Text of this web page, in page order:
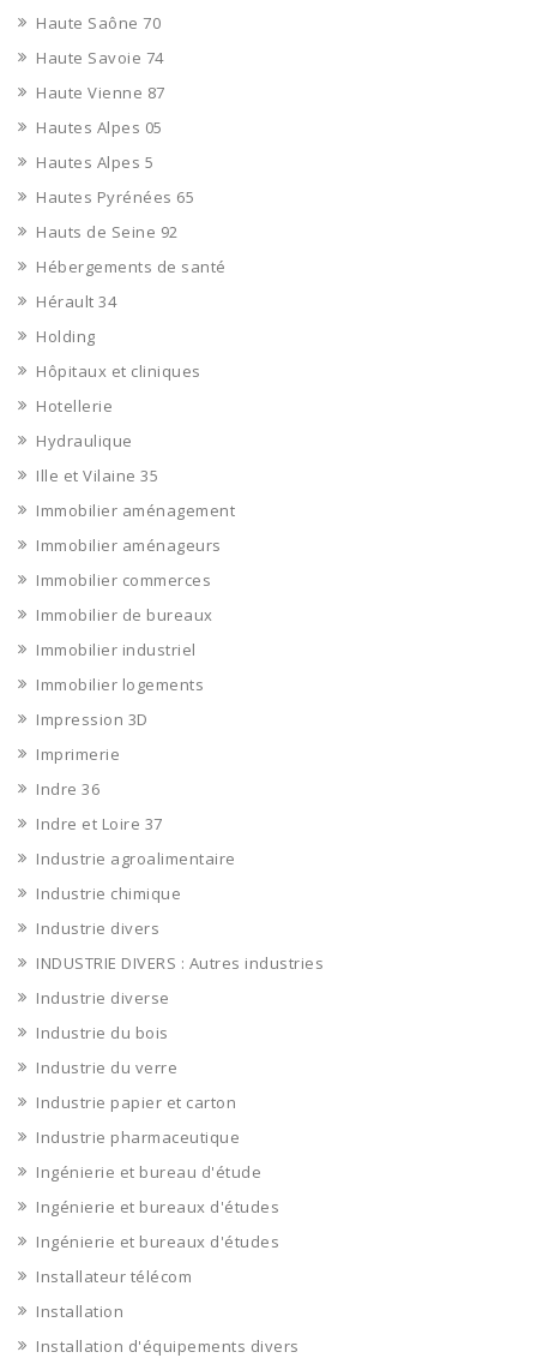
Haute Saône 70
Haute Savoie 74
Haute Vienne 87
Hautes Alpes 05
Hautes Alpes 5
Hautes Pyrénées 65
Hauts de Seine 92
Hébergements de santé
Hérault 34
Holding
Hôpitaux et cliniques
Hotellerie
Hydraulique
Ille et Vilaine 35
Immobilier aménagement
Immobilier aménageurs
Immobilier commerces
Immobilier de bureaux
Immobilier industriel
Immobilier logements
Impression 3D
Imprimerie
Indre 36
Indre et Loire 37
Industrie agroalimentaire
Industrie chimique
Industrie divers
INDUSTRIE DIVERS : Autres industries
Industrie diverse
Industrie du bois
Industrie du verre
Industrie papier et carton
Industrie pharmaceutique
Ingénierie et bureau d'étude
Ingénierie et bureaux d'études
Ingénierie et bureaux d'études
Installateur télécom
Installation
Installation d'équipements divers